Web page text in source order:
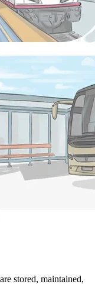
stored, maintained,